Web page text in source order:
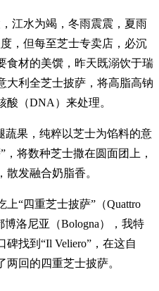
江水为竭，冬雨震震，夏雨
，但每至芝士专卖店，必沉
食材的美馔，昨天既溺饮于瑞
大利全芝士披萨，将高脂高钠
酸（DNA）来处理。
蔬果，纯粹以芝士为馅料的意
将数种芝士撒在圆面团上，
发融合奶脂香。
“四重芝士披萨”（Quattro
博洛尼亚（Bologna），我特
找到“Il Veliero”，在这自
两回的四重芝士披萨。